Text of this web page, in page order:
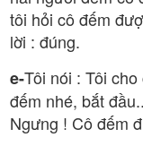
tôi hỏi cô đếm
lời : đúng.
e-Tôi nói : Tôi
đếm nhé, bắt
Ngưng ! Cô đếm